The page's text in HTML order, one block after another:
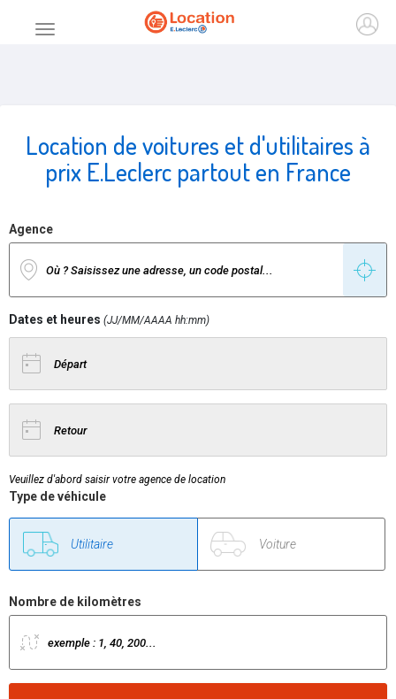
Menu principal
Accueil
Location de voitures et d'utilitaires à
prix E.Leclerc partout en France
Agence
Dates et heures (JJ/MM/AAAA hh:mm)
Veuillez d'abord saisir votre agence de location
Type de véhicule
Nombre de kilomètres